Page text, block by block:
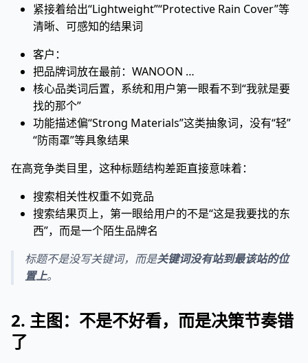
紧接着给出“Lightweight”“Protective Rain Cover”等
清晰、可感知的结果词
客户：
把品牌词放在最前：WANOON …
核心品类词后置，系统和用户第一眼看不到“我就是要
找的那个”
功能描述偏“Strong Materials”这类抽象词，没有“轻”
“防雨罩”等具象结果
在高竞争类目里，这种标题结构差距直接意味着：
搜索相关性权重不如竞品
搜索结果页上，第一眼给用户的不是“这是我要找的东
西”，而是一个陌生品牌名
标题不是没写关键词，而是关键词没有站到最该站的位
置上。
2. 主图：不是不好看，而是决策节奏错
了